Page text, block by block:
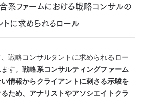
系ファームにおける戦略コンサルの
に求められるロール
戦略コンサルタントに求められるロー
す。 戦略系コンサルティングファーム
情報からクライアントに刺さる示唆を
ため、アナリストやアソシエイトクラ